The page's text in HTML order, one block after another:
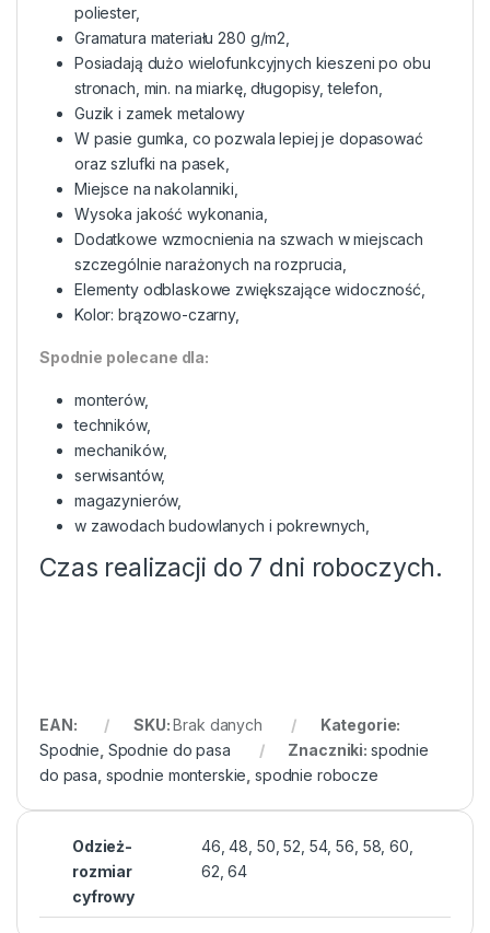
poliester,
Gramatura materiału 280 g/m2,
Posiadają dużo wielofunkcyjnych kieszeni po obu
stronach, min. na miarkę, długopisy, telefon,
Guzik i zamek metalowy
W pasie gumka, co pozwala lepiej je dopasować
oraz szlufki na pasek,
Miejsce na nakolanniki,
Wysoka jakość wykonania,
Dodatkowe wzmocnienia na szwach w miejscach
szczególnie narażonych na rozprucia,
Elementy odblaskowe zwiększające widoczność,
Kolor: brązowo-czarny,
Spodnie polecane dla:
monterów,
techników,
mechaników,
serwisantów,
magazynierów,
w zawodach budowlanych i pokrewnych,
Czas realizacji do 7 dni roboczych.
EAN: SKU:Brak danych
Kategorie:
Spodnie Spodnie do pasa Znaczniki: spodnie
do pasa spodnie monterskie spodnie robocze
Odzież-
rozmiar
cyfrowy
46, 48, 50, 52, 54, 56, 58, 60,
62, 64